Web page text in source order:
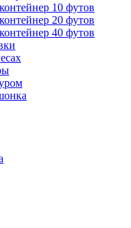
10 футов
20 футов
40 футов